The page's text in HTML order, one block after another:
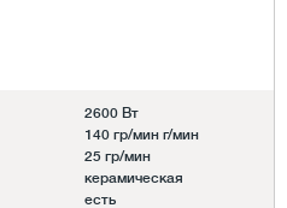
2600 Вт
140 гр/мин г/мин
25 гр/мин
керамическая
есть